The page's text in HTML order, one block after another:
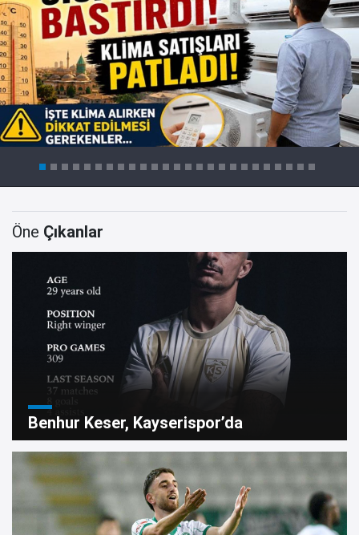
Öne Çıkanlar
Benhur Keser, Kayserispor’da